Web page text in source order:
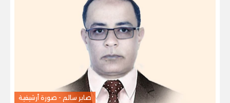
صابر سالم - صورة أرشيفية